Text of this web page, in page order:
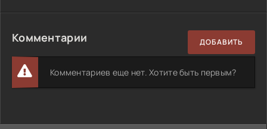
Комментарии ДОБАВИТЬ
Комментариев еще нет. Хотите быть первым?